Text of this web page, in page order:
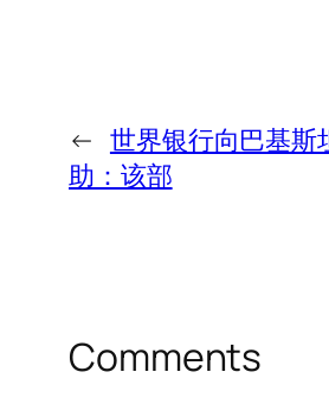
← 世界银行向巴基斯
助：该部
Comments